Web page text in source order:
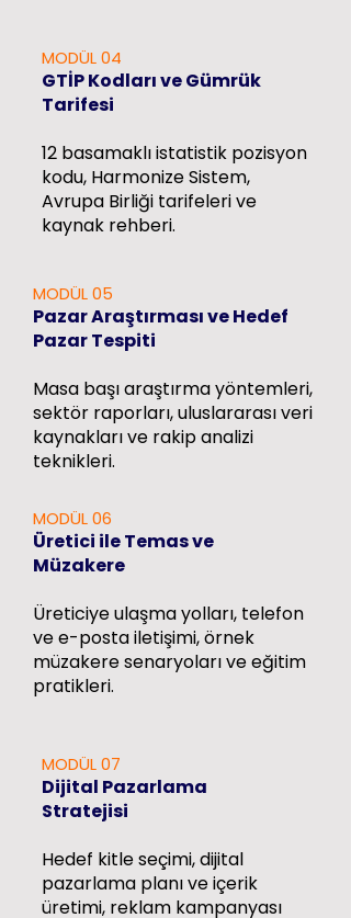
MODÜL 04
GTİP Kodları ve Gümrük
Tarifesi
12 basamaklı istatistik pozisyon
kodu, Harmonize Sistem,
Avrupa Birliği tarifeleri ve
kaynak rehberi.
MODÜL 05
Pazar Araştırması ve Hedef
Pazar Tespiti
Masa başı araştırma yöntemleri,
sektör raporları, uluslararası veri
kaynakları ve rakip analizi
teknikleri.
MODÜL 06
Üretici ile Temas ve
Müzakere
Üreticiye ulaşma yolları, telefon
ve e-posta iletişimi, örnek
müzakere senaryoları ve eğitim
pratikleri.
MODÜL 07
Dijital Pazarlama
Stratejisi
Hedef kitle seçimi, dijital
pazarlama planı ve içerik
üretimi, reklam kampanyası